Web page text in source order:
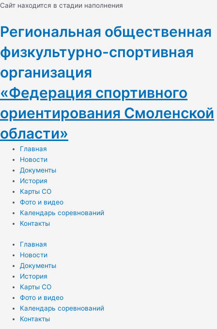
Перейти
содержимому
Cайт находится в стадии наполнения
Региональная общественная
физкультурно-спортивная
организация
«Федерация спортивного
ориентирования Смоленской
области»
Главная
Новости
Документы
История
Карты СО
Фото и видео
Календарь соревнований
Контакты
Главная
Новости
Документы
История
Карты СО
Фото и видео
Календарь соревнований
Контакты
Навигация
записям